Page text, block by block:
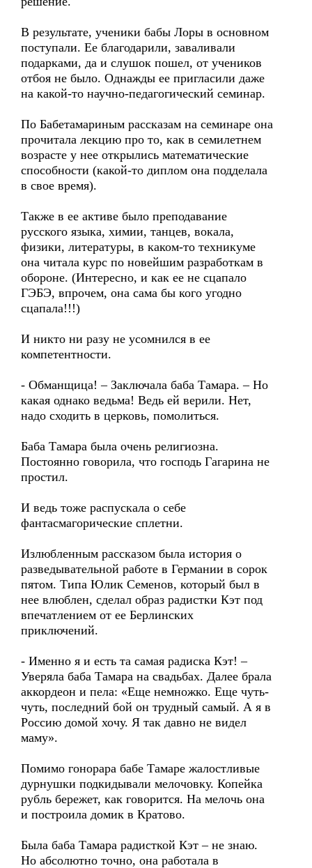
В результате, ученики бабы Лоры в основном
поступали. Ее благодарили, заваливали
подарками, да и слушок пошел, от учеников
отбоя не было. Однажды ее пригласили даже
на какой-то научно-педагогический семинар.
По Бабетамариным рассказам на семинаре она
прочитала лекцию про то, как в семилетнем
возрасте у нее открылись математические
способности (какой-то диплом она подделала
в свое время).
Также в ее активе было преподавание
русского языка, химии, танцев, вокала,
физики, литературы, в каком-то техникуме
она читала курс по новейшим разработкам в
обороне. (Интересно, и как ее не сцапало
ГЭБЭ, впрочем, она сама бы кого угодно
сцапала!!!)
И никто ни разу не усомнился в ее
компетентности.
- Обманщица! – Заключала баба Тамара. – Но
какая однако ведьма! Ведь ей верили. Нет,
надо сходить в церковь, помолиться.
Баба Тамара была очень религиозна.
Постоянно говорила, что господь Гагарина не
простил.
И ведь тоже распускала о себе
фантасмагорические сплетни.
Излюбленным рассказом была история о
разведывательной работе в Германии в сорок
пятом. Типа Юлик Семенов, который был в
нее влюблен, сделал образ радистки Кэт под
впечатлением от ее Берлинских
приключений.
- Именно я и есть та самая радиска Кэт! –
Уверяла баба Тамара на свадьбах. Далее брала
аккордеон и пела: «Еще немножко. Еще чуть-
чуть, последний бой он трудный самый. А я в
Россию домой хочу. Я так давно не видел
маму».
Помимо гонорара бабе Тамаре жалостливые
дурнушки подкидывали мелочовку. Копейка
рубль бережет, как говорится. На мелочь она
и построила домик в Кратово.
Была баба Тамара радисткой Кэт – не знаю.
Но абсолютно точно, она работала в